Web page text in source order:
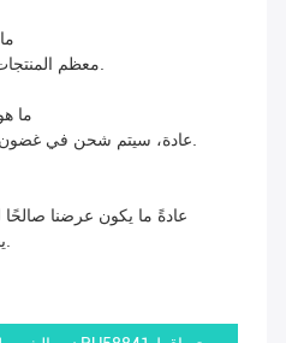
معظم المنتجات مدة صلاحيتها 24-36 شهراً.
4ما
عادة، سيتم شحن في غضون 1-3 أيام ضد الطلب المؤكد.
عادةً ما يكون عرضنا
يختلف صلاحيته بين المنتجات.